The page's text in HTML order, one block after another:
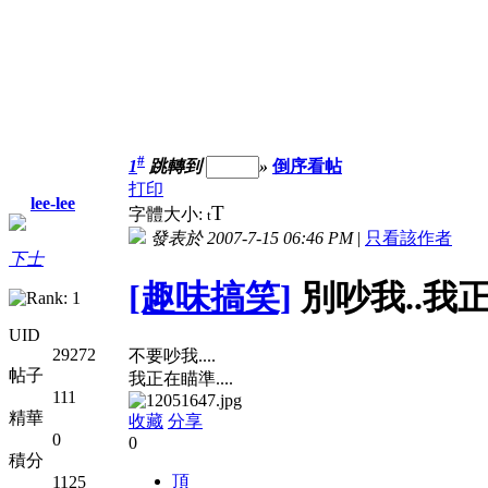
lee-lee
下士
UID
29272
帖子
111
精華
0
積分
1125
1# 跳轉到 » 倒序看帖
打印
字體大小: tT
發表於 2007-7-15 06:46 PM| 只看該作者
[趣味搞笑] 別吵我..我
不要吵我....
我正在瞄準....
收藏 分享
0
頂